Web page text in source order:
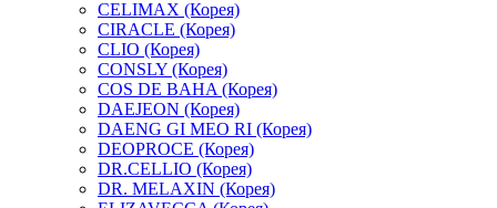
CELIMAX (Корея)
CIRACLE (Корея)
CLIO (Корея)
CONSLY (Корея)
COS DE BAHA (Корея)
DAEJEON (Корея)
DAENG GI MEO RI (Корея)
DEOPROCE (Корея)
DR.CELLIO (Корея)
DR. MELAXIN (Корея)